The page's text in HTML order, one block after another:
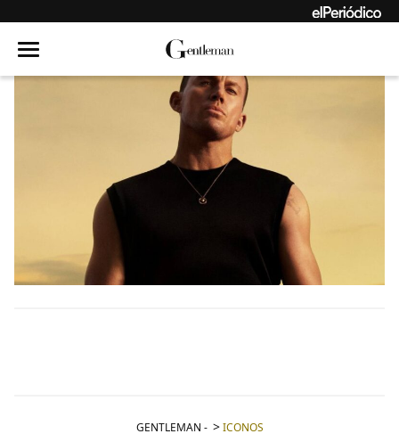
GENTLEMAN - ICONOS